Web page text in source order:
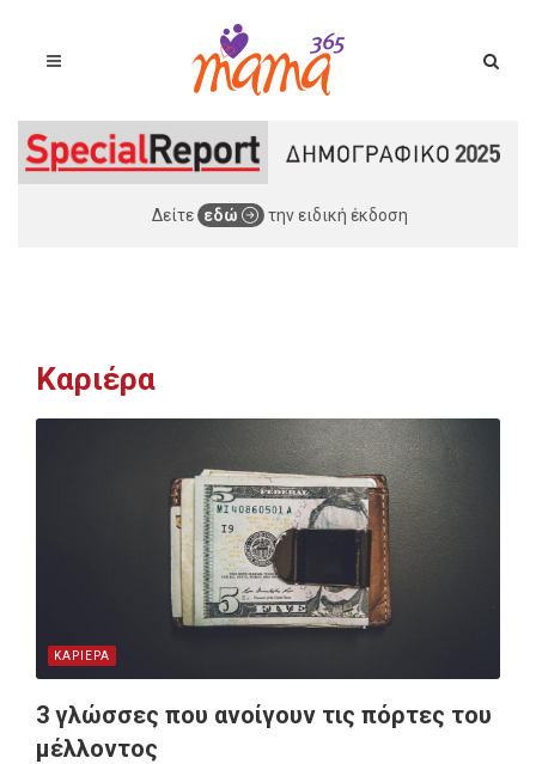
Δείτε εδώ την ειδική έκδοση
Καριέρα
ΚΑΡΙΕΡΑ
3 γλώσσες που ανοίγουν τις πόρτες του
μέλλοντος